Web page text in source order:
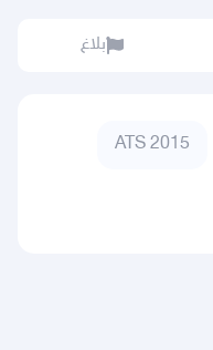
بلاغ
ATS 2015